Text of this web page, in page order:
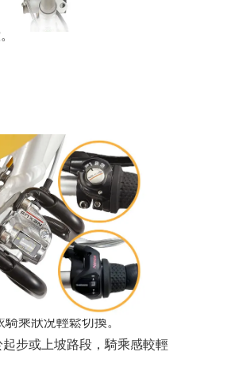
乘狀況輕鬆切換。
步或上坡路段，騎乘感較輕